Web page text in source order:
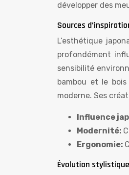
développer des
Sources
L’esthétique
profondément
sensibilité
bambou et le
moderne. Ses
Influence
Modernité:
Ergonomie:
Évolution